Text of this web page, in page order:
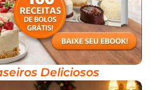
Deliciosos